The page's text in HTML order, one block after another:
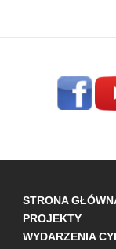
STRONA
PROJEKTY
WYDARZENIA